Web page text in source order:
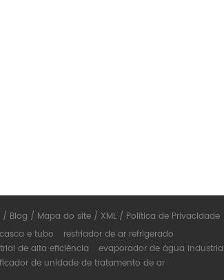
/ Blog / Mapa do site / XML / Política de Privacidade
e tubo
resfriador de ar refrigerado
de alta eficiência
evaporador de água industrial
de unidade de tratamento de ar